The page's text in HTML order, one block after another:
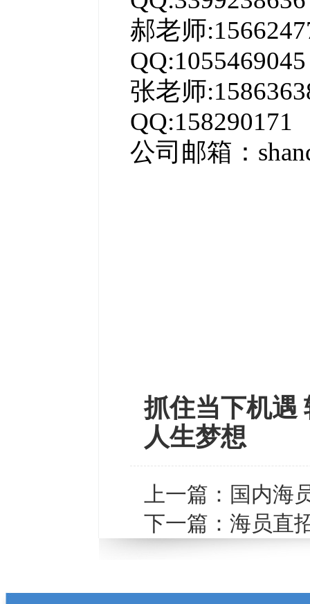
郝老师
QQ:1055469045
张老师
QQ:158290171
公司邮箱：
抓住当下机遇
人生梦想
上一篇： 国内海
下一篇： 海员直